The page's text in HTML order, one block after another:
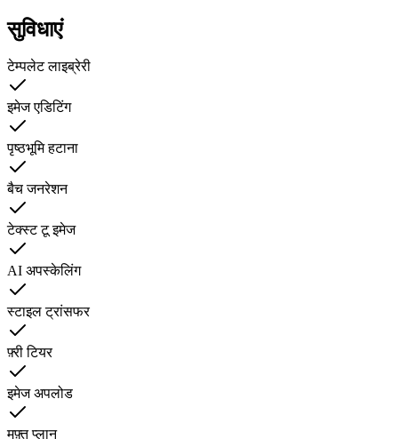
सुविधाएं
टेम्पलेट लाइब्रेरी
इमेज एडिटिंग
पृष्ठभूमि हटाना
बैच जनरेशन
टेक्स्ट टू इमेज
AI अपस्केलिंग
स्टाइल ट्रांसफर
फ़्री टियर
इमेज अपलोड
मुफ़्त प्लान